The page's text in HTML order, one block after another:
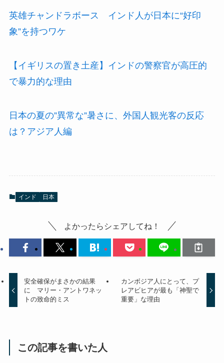
英雄チャンドラボース インド人が日本に“好印
象”を持つワケ
【イギリスの置き土産】インドの警察官が高圧的
で暴力的な理由
日本の夏の”異常な”暑さに、外国人観光客の反応
は？アジア人編
インド 日本
よかったらシェアしてね！
安全確保がまさかの結果
に マリー・アントワネッ
トの致命的ミス
カンボジア人にとって、プ
レアビヒアが最も「神聖で
重要」な理由
この記事を書いた人